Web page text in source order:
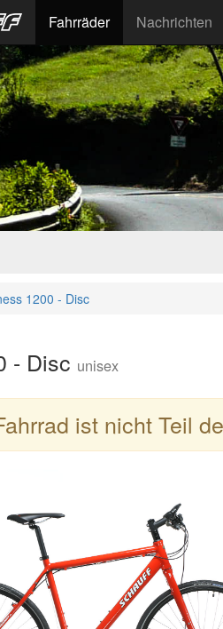
Fahrräder Nachrichten
1200 - Disc
- Disc unisex
ist nicht Teil